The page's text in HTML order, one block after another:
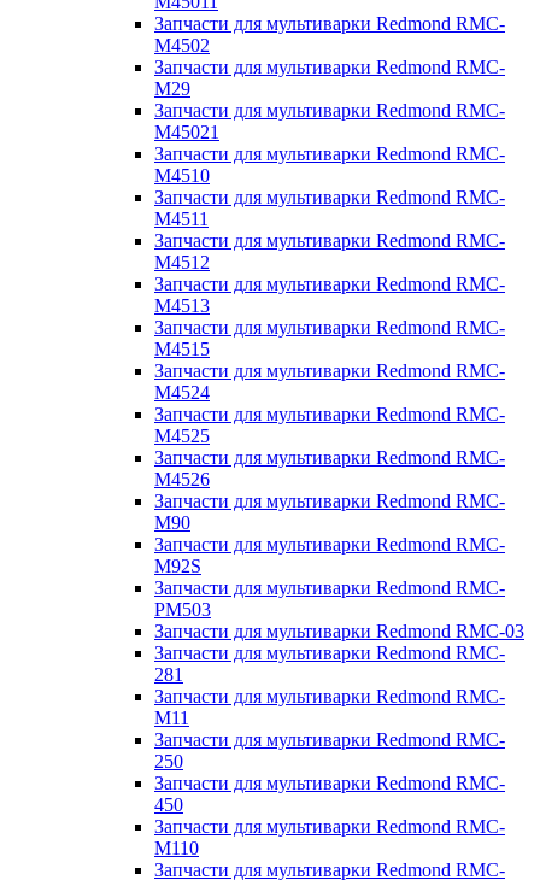
Запчасти для мультиварки Redmond RMC-
M4502
Запчасти для мультиварки Redmond RMC-
M29
Запчасти для мультиварки Redmond RMC-
M45021
Запчасти для мультиварки Redmond RMC-
M4510
Запчасти для мультиварки Redmond RMC-
M4511
Запчасти для мультиварки Redmond RMC-
M4512
Запчасти для мультиварки Redmond RMC-
M4513
Запчасти для мультиварки Redmond RMC-
M4515
Запчасти для мультиварки Redmond RMC-
M4524
Запчасти для мультиварки Redmond RMC-
M4525
Запчасти для мультиварки Redmond RMC-
M4526
Запчасти для мультиварки Redmond RMC-
M90
Запчасти для мультиварки Redmond RMC-
M92S
Запчасти для мультиварки Redmond RMC-
PM503
Запчасти для мультиварки Redmond RMC-03
Запчасти для мультиварки Redmond RMC-
281
Запчасти для мультиварки Redmond RMC-
M11
Запчасти для мультиварки Redmond RMC-
250
Запчасти для мультиварки Redmond RMC-
450
Запчасти для мультиварки Redmond RMC-
M110
Запчасти для мультиварки Redmond RMC-